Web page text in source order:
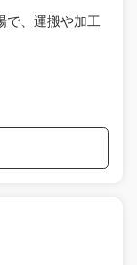
で、運搬や加工